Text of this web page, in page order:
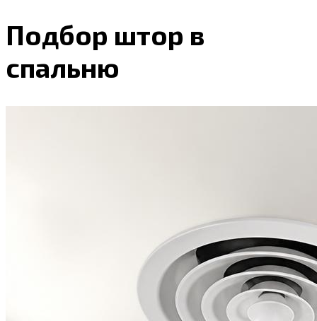
Подбор штор в
спальню